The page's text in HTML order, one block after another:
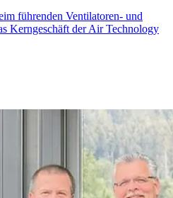
führenden Ventilatoren- und
Kerngeschäft der Air Technology